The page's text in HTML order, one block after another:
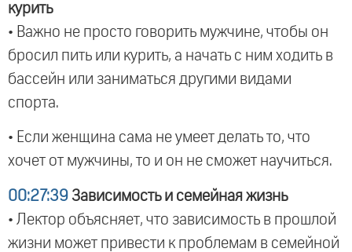
курить
• Важно не просто говорить мужчине, чтобы он
бросил пить или курить, а начать с ним ходить в
бассейн или заниматься другими видами
спорта.
• Если женщина сама не умеет делать то, что
хочет от мужчины, то и он не сможет научиться.
00:27:39 Зависимость и семейная жизнь
• Лектор объясняет, что зависимость в прошлой
жизни может привести к проблемам в семейной